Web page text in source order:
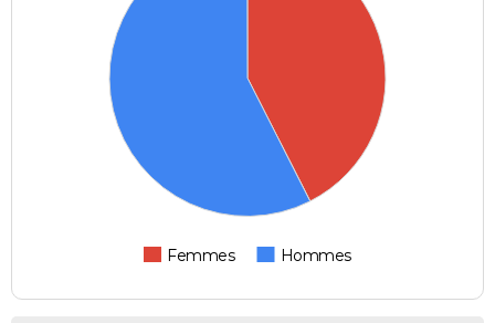
Femmes Hommes